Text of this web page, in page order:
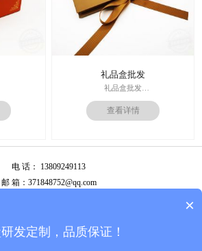
；绸带
7-15个工
礼品盒批发
礼品盒批发
印刷技术： 专色印刷
面纸：特种纸
内材料：1500克灰板
价格：根据材质及工艺、数量报
周期：签订合同确认样板后7-15个工
查看详情
电 话： 13809249113
邮 箱：371848752@qq.com
×
发定制，品质保证！